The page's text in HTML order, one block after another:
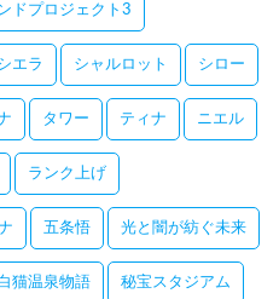
ドプロジェクト3
エラ シャルロット シロー
タワー ティナ ニエル
ランク上げ
五条悟 光と闇が紡ぐ未来
猫温泉物語 秘宝スタジアム